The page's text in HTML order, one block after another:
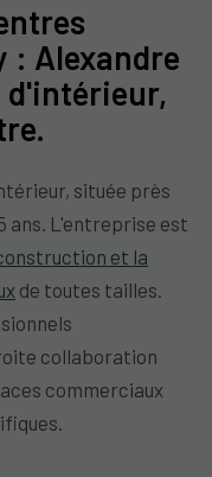
: Alexandre
d'intérieur,
située près
ans. L'entreprise est
et la
de toutes tailles.
collaboration
commerciaux